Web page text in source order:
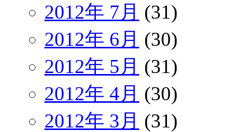
2012年 7月 (31)
2012年 6月 (30)
2012年 5月 (31)
2012年 4月 (30)
2012年 3月 (31)